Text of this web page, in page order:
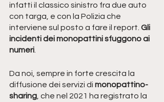
infatti il classico sinistro fra due auto
con targa, e con la Polizia che
interviene sul posto a fare il report. Gli
incidenti dei monopattini sfuggono ai
numeri
Da noi, sempre in forte crescita la
diffusione dei servizi di monopattino-
sharing , che nel 2021 ha registrato la